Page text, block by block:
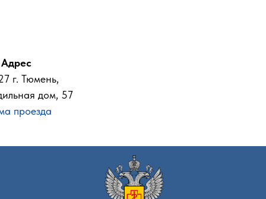
услуг:
(495) 627-29-44
корреспонденции,
Адрес
г. Тюмень,
дом, 57
проезда